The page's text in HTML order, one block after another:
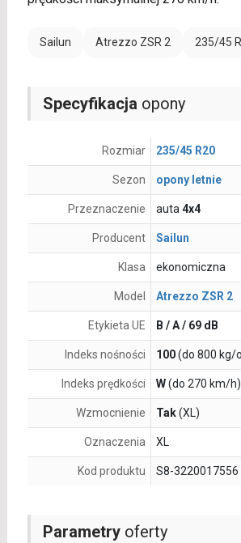
Sailun Atrezzo ZSR 2 235/45
Parametryoferty
Specyfikacja opony
Rozmiar 235/45 R20
Sezon opony letnie
Przeznaczenie auta 4x4
Producent Sailun
Klasa ekonomiczna
Model Atrezzo ZSR 2
Etykieta UE B / A / 69 dB
Indeks nośności 100(do 800 kg/
Indeks prędkości W(do 270 km/h)
Wzmocnienie Tak(XL)
Oznaczenia XL
Kod produktu S8-3220017556